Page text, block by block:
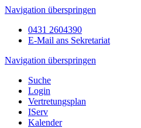
Navigation überspringen
0431 2604390
E-Mail ans Sekretariat
Navigation überspringen
Suche
Login
Vertretungsplan
IServ
Kalender